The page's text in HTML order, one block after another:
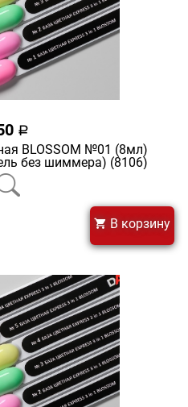
a
BLOSSOM №01 (8мл)
без шиммера) (8106)
В корзину